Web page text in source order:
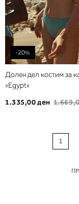
-20%
Долен дел костим за
»Egypt«
1.335,00 ден
1